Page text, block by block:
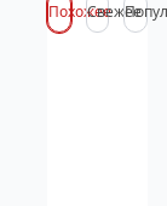
ПохожееСвежее